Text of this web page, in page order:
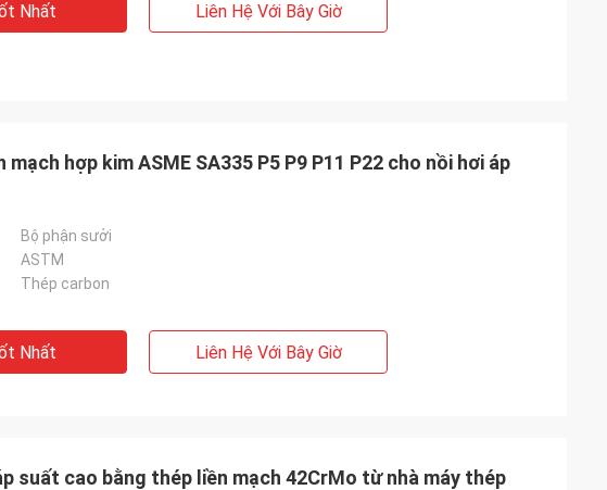
Nhất Liên Hệ Với Bây Giờ
mạch hợp kim ASME SA335 P5 P9 P11 P22 cho nồi hơi áp
Bộ phận sưởi
ASTM
Thép carbon
Nhất Liên Hệ Với Bây Giờ
suất cao bằng thép liền mạch 42CrMo từ nhà máy thép